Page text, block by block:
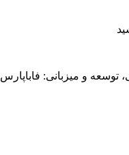
و میزبانی: فاباپارس